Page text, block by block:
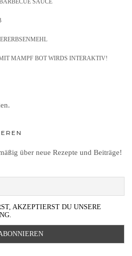
SAUCE
MAMPF BOT WIRDS INTERAKTIV!
über neue Rezepte und Beiträge!
AKZEPTIERST DU UNSERE